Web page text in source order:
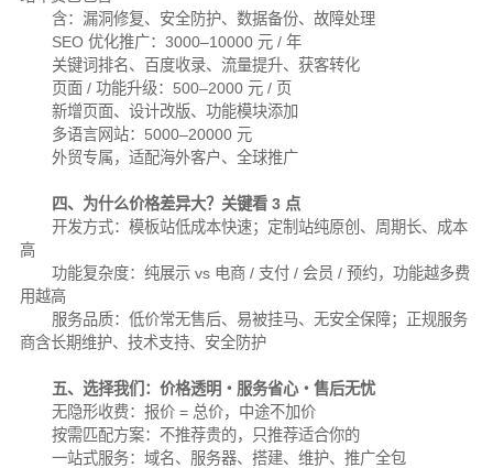
含：漏洞修复、安全防护、数据备份、故障处理
SEO 优化推广：3000–10000 元 / 年
关键词排名、百度收录、流量提升、获客转化
页面 / 功能升级：500–2000 元 / 页
新增页面、设计改版、功能模块添加
多语言网站：5000–20000 元
外贸专属，适配海外客户、全球推广
四、为什么价格差异大？关键看 3 点
开发方式：模板站低成本快速；定制站纯原创、周期长、成本
高
功能复杂度：纯展示 vs 电商 / 支付 / 会员 / 预约，功能越多费
用越高
服务品质：低价常无售后、易被挂马、无安全保障；正规服务
商含长期维护、技术支持、安全防护
五、选择我们：价格透明・服务省心・售后无忧
无隐形收费：报价 = 总价，中途不加价
按需匹配方案：不推荐贵的，只推荐适合你的
一站式服务：域名、服务器、搭建、维护、推广全包